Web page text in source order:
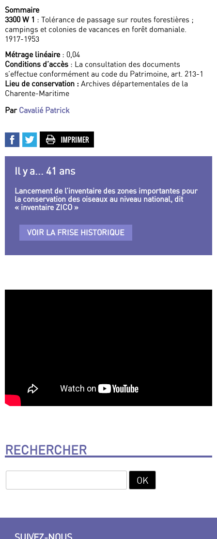
Sommaire
3300 W 1 : Tolérance de passage sur routes forestières ;
campings et colonies de vacances en forêt domaniale.
1917-1953
Métrage linéaire: 0,04
Conditions d’accès : La consultation des documents
s’effectue conformément au code du Patrimoine, art. 213-1
Lieu de conservation : Archives départementales de la
Charente-Maritime
Par Cavalié Patrick
Il y a... 41 ans
Lancement de l’inventaire des zones importantes pour
la conservation des oiseaux au niveau national, dit
« inventaire ZICO »
VOIR LA FRISE HISTORIQUE
RECHERCHER